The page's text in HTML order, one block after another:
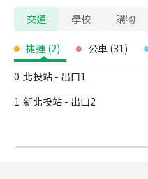
交通 學校 購物
捷運 (2) 公車 (31)
0 北投站 - 出口1
1 新北投站 - 出口2